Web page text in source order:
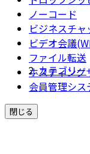
ノーコード
ビジネスチャ
ビデオ会議
ファイル転送
ホスティング
会員管理シス
閉じる
カテゴリー